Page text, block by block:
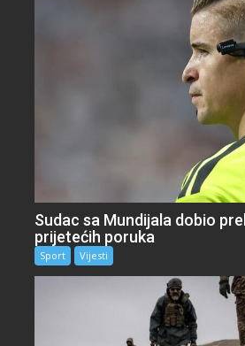
Sudac sa Mundijala dobio
prijetećih poruka
Sport Vijesti